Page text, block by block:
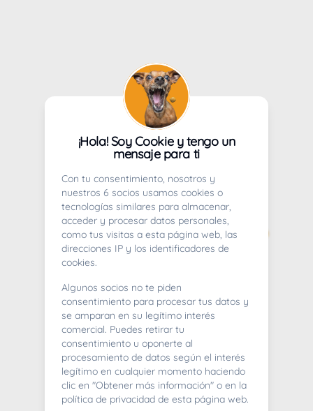
404
Whoops! Lo sentimos mucho.
¡Hola! Soy Cookie y tengo un
mensaje para ti
Con tu consentimiento, nosotros y
nuestros 6 socios usamos cookies o
tecnologías similares para almacenar,
acceder y procesar datos personales,
como tus visitas a esta página web, las
direcciones IP y los identificadores de
cookies.
Algunos socios no te piden
consentimiento para procesar tus datos y
se amparan en su legítimo interés
comercial. Puedes retirar tu
consentimiento u oponerte al
procesamiento de datos según el interés
legítimo en cualquier momento haciendo
clic en "Obtener más información" o en la
política de privacidad de esta página web.